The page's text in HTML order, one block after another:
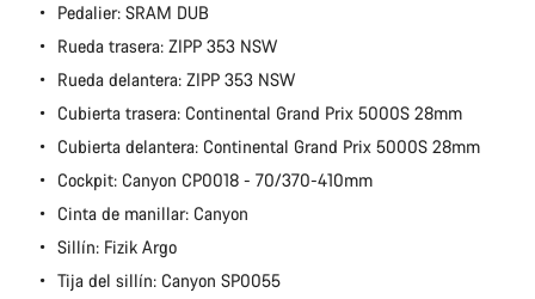
Pedalier: SRAM DUB
Rueda trasera: ZIPP 353 NSW
Rueda delantera: ZIPP 353 NSW
Cubierta trasera: Continental Grand Prix 5000S 28mm
Cubierta delantera: Continental Grand Prix 5000S 28mm
Cockpit: Canyon CP0018 - 70/370-410mm
Cinta de manillar: Canyon
Sillín: Fizik Argo
Tija del sillín: Canyon SP0055